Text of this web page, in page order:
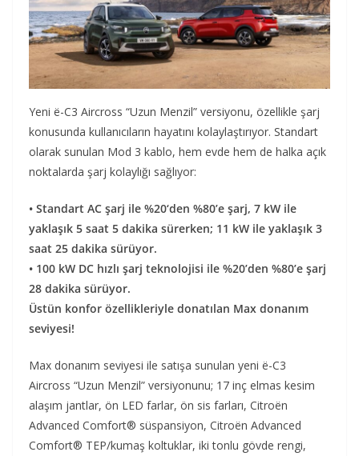
Yeni ë-C3 Aircross “Uzun Menzil” versiyonu, özellikle şarj
konusunda kullanıcıların hayatını kolaylaştırıyor. Standart
olarak sunulan Mod 3 kablo, hem evde hem de halka açık
noktalarda şarj kolaylığı sağlıyor:
• Standart AC şarj ile %20‘den %80’e şarj, 7 kW ile
yaklaşık 5 saat 5 dakika sürerken; 11 kW ile yaklaşık 3
saat 25 dakika sürüyor.
• 100 kW DC hızlı şarj teknolojisi ile %20’den %80’e şarj
28 dakika sürüyor.
Üstün konfor özellikleriyle donatılan Max donanım
seviyesi!
Max donanım seviyesi ile satışa sunulan yeni ë-C3
Aircross “Uzun Menzil” versiyonunu; 17 inç elmas kesim
alaşım jantlar, ön LED farlar, ön sis farları, Citroën
Advanced Comfort® süspansiyon, Citroën Advanced
Comfort® TEP/kumaş koltuklar, iki tonlu gövde rengi,